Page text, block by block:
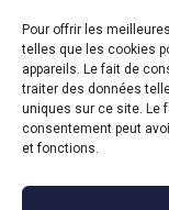
Pour offrir les
telles que les cookies
appareils. Le fait de
traiter des données
uniques sur ce site. Le
consentement peut
et fonctions.
13